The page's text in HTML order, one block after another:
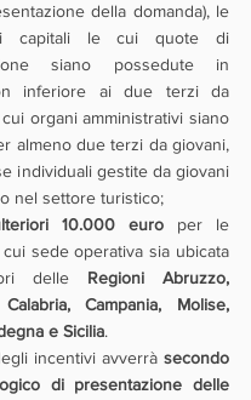
della domanda), le
capitali le cui quote di
siano possedute in
inferiore ai due terzi da
organi amministrativi siano
almeno due terzi da giovani,
individuali gestite da giovani
nel settore turistico;
10.000 euro per le
sede operativa sia ubicata
delle Regioni Abruzzo,
Calabria, Campania, Molise,
e Sicilia.
incentivi avverrà secondo
di presentazione delle